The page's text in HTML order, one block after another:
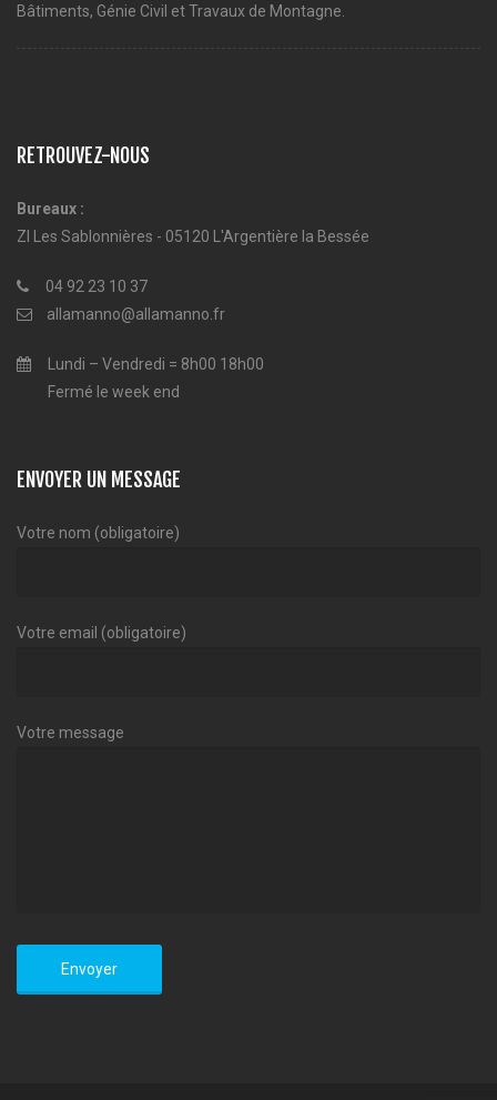
Bâtiments, Génie Civil et Travaux de Montagne.
RETROUVEZ-NOUS
Bureaux :
ZI Les Sablonnières - 05120 L'Argentière la Bessée
04 92 23 10 37
allamanno@allamanno.fr
Lundi – Vendredi = 8h00 18h00
Fermé le week end
ENVOYER UN MESSAGE
Votre nom (obligatoire)
Votre email (obligatoire)
Votre message